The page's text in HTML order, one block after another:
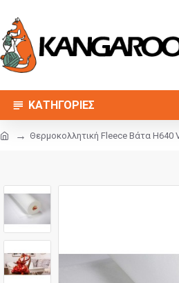
ΚΑΤΗΓΟΡΙΕΣ
Θερμοκολλητική Fleece Βάτα H640